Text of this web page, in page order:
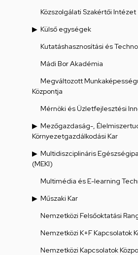
Közszolgálati Szakértői Intézet
Külső egységek
Kutatáshasznosítási és
Mádi Bor Akadémia
Megváltozott
Központja
Mérnöki és Üzletfejlesztési
Mezőgazdaság-,
Környezetgazdálkodási Kar
Multidiszciplináris
(MEKI)
Multimédia és E-learning
Műszaki Kar
Nemzetközi Felsőoktatási
Nemzetközi K+F Kapcsolatok
Nemzetközi Kapcsolatok